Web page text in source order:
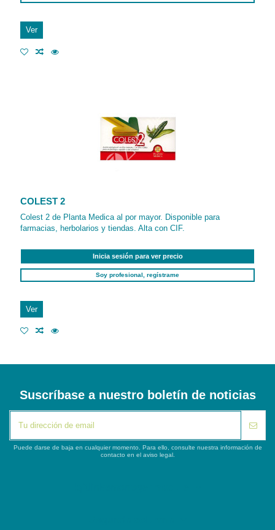
Ver
COLEST 2
Colest 2 de Planta Medica al por mayor. Disponible para
farmacias, herbolarios y tiendas. Alta con CIF.
Inicia sesión para ver precio
Soy profesional, regístrame
Ver
Suscríbase a nuestro boletín de noticias
Puede darse de baja en cualquier momento. Para ello, consulte nuestra información de
contacto en el aviso legal.